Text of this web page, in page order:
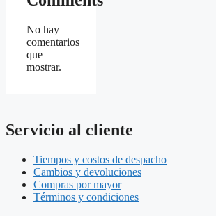
No hay
comentarios
que
mostrar.
Servicio al cliente
Tiempos y costos de despacho
Cambios y devoluciones
Compras por mayor
Términos y condiciones